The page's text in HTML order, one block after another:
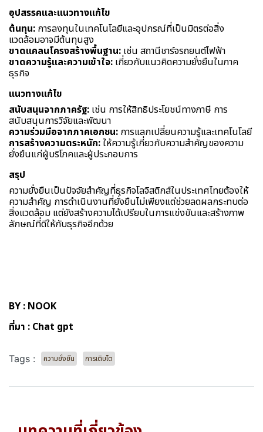
อุปสรรคและแนวทางแก้ไข
ต้นทุน: การลงทุนในเทคโนโลยีและอุปกรณ์ที่เป็นมิตรต่อสิ่ง
แวดล้อมอาจมีต้นทุนสูง
ขาดแคลนโครงสร้างพื้นฐาน: เช่น สถานีชาร์จรถยนต์ไฟฟ้า
ขาดความรู้และความเข้าใจ: เกี่ยวกับแนวคิดความยั่งยืนในภาค
ธุรกิจ
แนวทางแก้ไข
สนับสนุนจากภาครัฐ: เช่น การให้สิทธิประโยชน์ทางภาษี การ
สนับสนุนการวิจัยและพัฒนา
ความร่วมมือจากภาคเอกชน: การแลกเปลี่ยนความรู้และเทคโนโลยี
การสร้างความตระหนัก:ให้ความรู้เกี่ยวกับความสำคัญของความ
ยั่งยืนแก่ผู้บริโภคและผู้ประกอบการ
สรุป
ความยั่งยืนเป็นปัจจัยสำคัญที่ธุรกิจโลจิสติกส์ในประเทศไทยต้องให้
ความสำคัญ การดำเนินงานที่ยั่งยืนไม่เพียงแต่ช่วยลดผลกระทบต่อ
สิ่งแวดล้อม แต่ยังสร้างความได้เปรียบในการแข่งขันและสร้างภาพ
ลักษณ์ที่ดีให้กับธุรกิจอีกด้วย
BY : NOOK
ที่มา : Chat gpt
Tags : ความยั่งยืน การเติบโต